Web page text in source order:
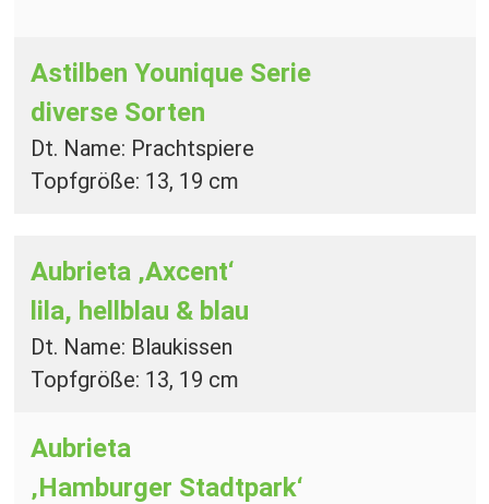
Astilben Younique Serie
diverse Sorten
Dt. Name: Prachtspiere
Topfgröße: 13, 19 cm
Aubrieta ‚Axcent‘
lila, hellblau & blau
Dt. Name: Blaukissen
Topfgröße: 13, 19 cm
Aubrieta
‚Hamburger Stadtpark‘